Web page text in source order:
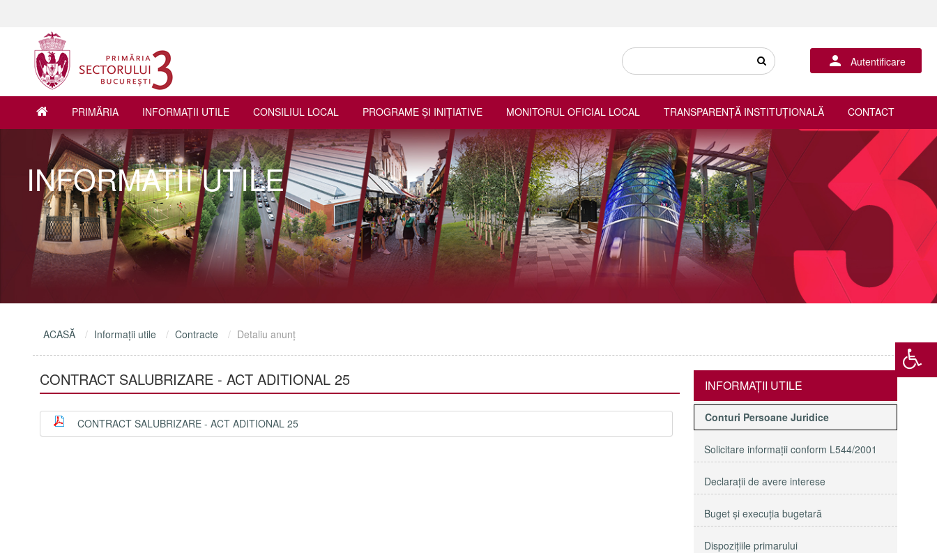
Autentificare
PRIMĂRIA INFORMAŢII UTILE CONSILIUL LOCAL PROGRAME ŞI INIŢIATIVE MONITORUL OFICIAL LOCAL TRANSPARENȚĂ INSTITUȚIONALĂ CONTACT
INFORMAŢII UTILE
ACASĂ Informaţii utile Contracte Detaliu anunţ
CONTRACT SALUBRIZARE - ACT ADITIONAL 25
CONTRACT SALUBRIZARE - ACT ADITIONAL 25
INFORMAŢII UTILE
Conturi Persoane Juridice
Solicitare informaţii conform L544/2001
Declaraţii de avere interese
Buget şi execuţia bugetară
Dispoziţiile primarului